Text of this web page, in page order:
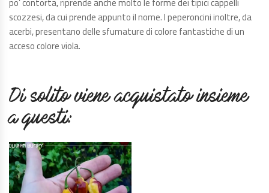
scozzesi, da cui prende appunto il nome. I peperoncini inoltre, da
acerbi, presentano delle sfumature di colore fantastiche di un
acceso colore viola.
Di solito viene acquistato insieme
a questi: